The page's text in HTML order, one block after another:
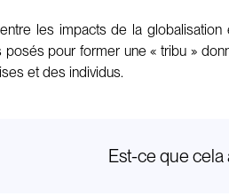
les impacts de la
posés pour former une « tribu »
et des individus.
Est-ce que cela